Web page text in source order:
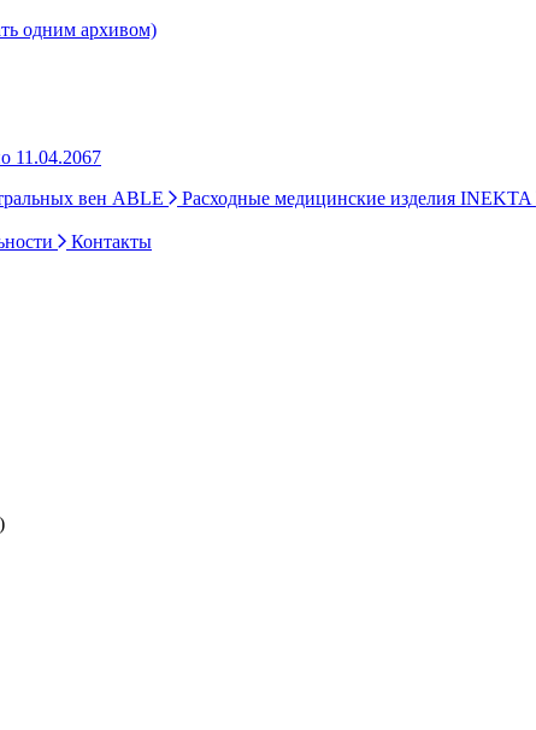
одним архивом)
11.04.2067
вен ABLE Расходные медицинские изделия INEKTA
Контакты